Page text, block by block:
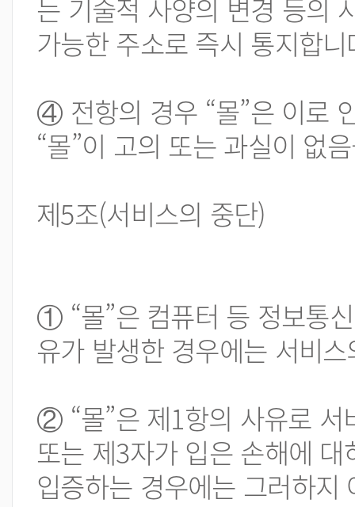
는 기술적 사양의 변경 등의
가능한 주소로 즉시 통지합니
④ 전항의 경우 “몰”은 이로
“몰”이 고의 또는 과실이 없
제5조(서비스의 중단)
① “몰”은 컴퓨터 등 정보통
유가 발생한 경우에는 서비
② “몰”은 제1항의 사유로 서
또는 제3자가 입은 손해에
입증하는 경우에는 그러하지